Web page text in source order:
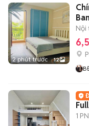
2 phút trước 12
Nội
1 PN